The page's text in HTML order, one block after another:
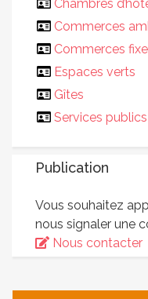
Chambres
Commerces
Commerces
Espaces verts
Gîtes
Services publics
Publication
Vous souhaitez
nous signaler une
Nous contacter